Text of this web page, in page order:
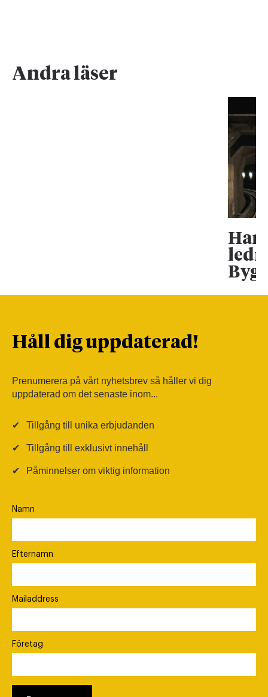
Andra läser
Han
Håll dig uppdaterad!
Prenumerera på vårt nyhetsbrev så håller vi dig
uppdaterad om det senaste inom...
✔ Tillgång till unika erbjudanden
✔ Tillgång till exklusivt innehåll
✔ Påminnelser om viktig information
Namn
Efternamn
Mailaddress
Företag